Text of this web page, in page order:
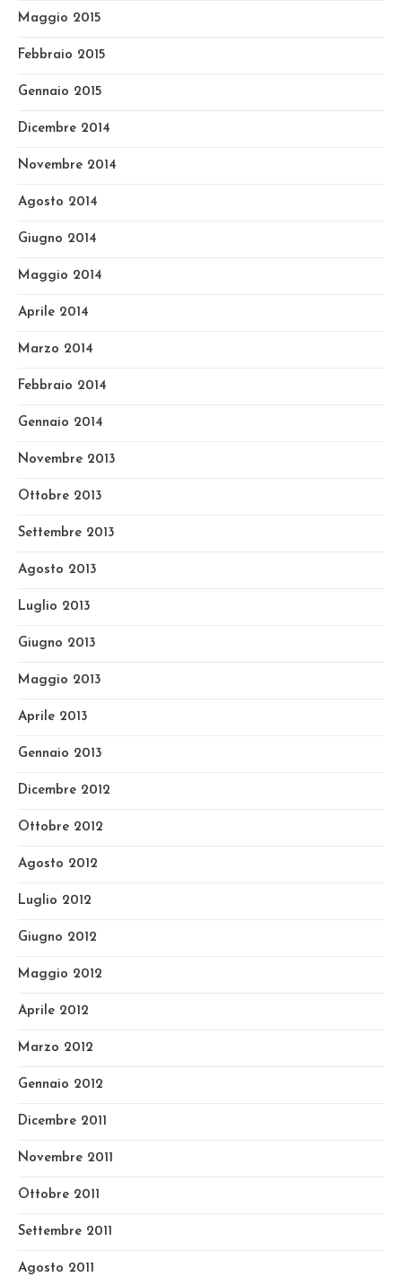
Maggio 2015
Febbraio 2015
Gennaio 2015
Dicembre 2014
Novembre 2014
Agosto 2014
Giugno 2014
Maggio 2014
Aprile 2014
Marzo 2014
Febbraio 2014
Gennaio 2014
Novembre 2013
Ottobre 2013
Settembre 2013
Agosto 2013
Luglio 2013
Giugno 2013
Maggio 2013
Aprile 2013
Gennaio 2013
Dicembre 2012
Ottobre 2012
Agosto 2012
Luglio 2012
Giugno 2012
Maggio 2012
Aprile 2012
Marzo 2012
Gennaio 2012
Dicembre 2011
Novembre 2011
Ottobre 2011
Settembre 2011
Agosto 2011